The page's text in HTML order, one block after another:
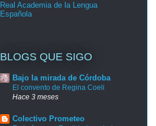
Real Academia de la Lengua
Española
BLOGS QUE SIGO
Bajo la mirada de Córdoba
El convento de Regina Coeli
Hace 3 meses
Colectivo Prometeo